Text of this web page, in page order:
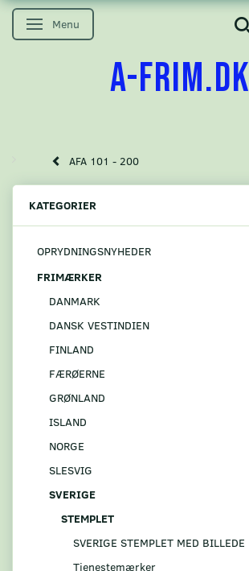
Skifte navigation
Menu
A-FRIM.DK
AFA 101 - 200
KATEGORIER
OPRYDNINGSNYHEDER
FRIMÆRKER
DANMARK
DANSK VESTINDIEN
FINLAND
FÆRØERNE
GRØNLAND
ISLAND
NORGE
SLESVIG
SVERIGE
STEMPLET
SVERIGE STEMPLET MED BILLEDE
Tjenestemærker